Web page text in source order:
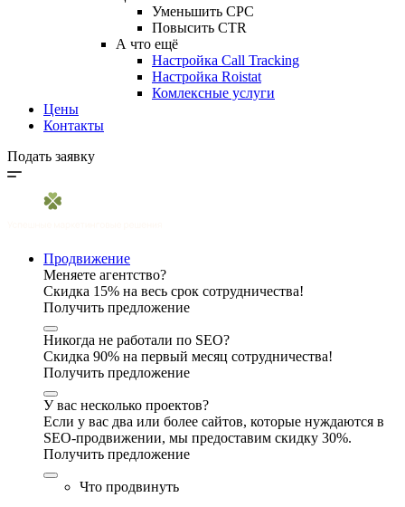
Уменьшить CPC
Повысить CTR
А что ещё
Настройка Call Tracking
Настройка Roistat
Комлексные услуги
Цены
Контакты
Подать заявку
Продвижение
Меняете агентство?
Скидка 15% на весь срок сотрудничества!
Получить предложение
Никогда не работали по SEO?
Скидка 90% на первый месяц сотрудничества!
Получить предложение
У вас несколько проектов?
Если у вас два или более сайтов, которые нуждаются в
SEO-продвижении, мы предоставим скидку 30%.
Получить предложение
Что продвинуть